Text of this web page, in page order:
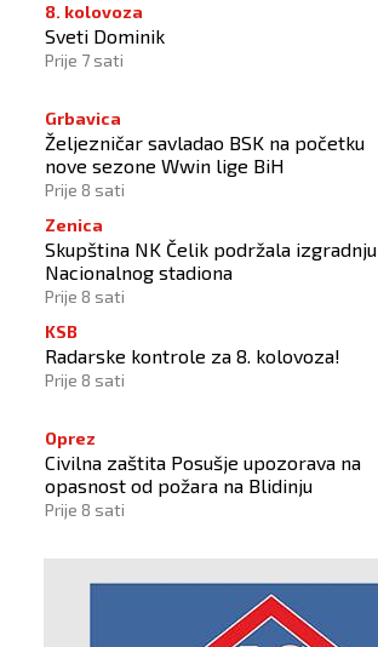
8. kolovoza
Sveti Dominik
Prije 7 sati
Grbavica
Željezničar savladao BSK na početku
nove sezone Wwin lige BiH
Prije 8 sati
Zenica
Skupština NK Čelik podržala izgradnju
Nacionalnog stadiona
Prije 8 sati
KSB
Radarske kontrole za 8. kolovoza!
Prije 8 sati
Oprez
Civilna zaštita Posušje upozorava na
opasnost od požara na Blidinju
Prije 8 sati